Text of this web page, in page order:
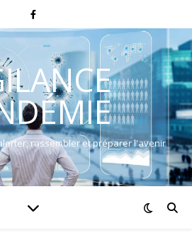
rassembler et préparer l'avenir